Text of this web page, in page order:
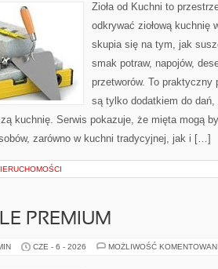
Zioła od Kuchni to
odkrywać ziołową kuchnię
skupia się na tym, jak
smak potraw, napojów,
przetworów. To praktyczny
są tylko dodatkiem do
kuchnię. Serwis pokazuje, że mięta mogą
zarówno w kuchni tradycyjnej, jak i […]
PREMIUM
CZE - 6 - 2026 MOŻLIWOŚĆ